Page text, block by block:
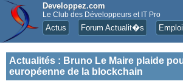
Developpez.com
Le Club des Développeurs et IT Pro
Actus Forum Actualit�s Emploi
Actualités : Bruno Le Maire plaide
européenne de la blockchain